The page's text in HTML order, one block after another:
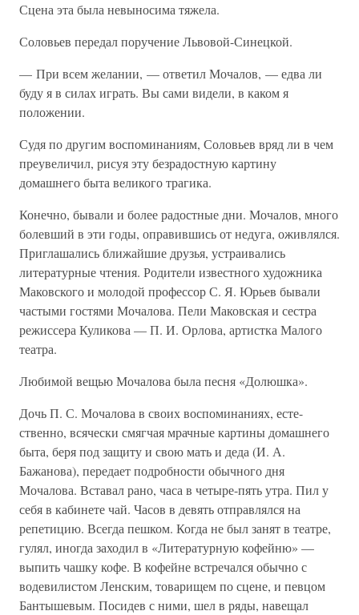
Сцена эта была невыносима тяжела.
Соловьев передал поручение Львовой-Синецкой.
— При всем желании, — ответил Мочалов, — едва ли
буду я в силах играть. Вы сами видели, в каком я
положении.
Судя по другим воспоминаниям, Соловьев вряд ли в чем
преувеличил, рисуя эту безрадостную картину
домашнего быта великого трагика.
Конечно, бывали и более радостные дни. Мочалов, много
болевший в эти годы, оправившись от недуга, оживлялся.
Приглашались ближайшие друзья, устраивались
литературные чтения. Родители известного художника
Маковского и молодой профессор С. Я. Юрьев бывали
частыми гостями Мочалова. Пели Маковская и сестра
режиссера Куликова — П. И. Орлова, артистка Малого
театра.
Любимой вещью Мочалова была песня «Долюшка».
Дочь П. С. Мочалова в своих воспоминаниях, есте-
ственно, всячески смягчая мрачные картины домашнего
быта, беря под защиту и свою мать и деда (И. А.
Бажанова), передает подробности обычного дня
Мочалова. Вставал рано, часа в четыре-пять утра. Пил у
себя в кабинете чай. Часов в девять отправлялся на
репетицию. Всегда пешком. Когда не был занят в театре,
гулял, иногда заходил в «Литературную кофейню» —
выпить чашку кофе. В кофейне встречался обычно с
водевилистом Ленским, товарищем по сцене, и певцом
Бантышевым. Посидев с ними, шел в ряды, навещал